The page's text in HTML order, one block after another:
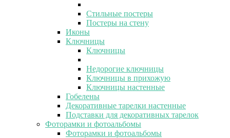
Стильные постеры
Постеры на стену
Иконы
Ключницы
Ключницы
Недорогие ключницы
Ключницы в прихожую
Ключницы настенные
Гобелены
Декоративные тарелки настенные
Подставки для декоративных тарелок
Фоторамки и фотоальбомы
Фоторамки и фотоальбомы